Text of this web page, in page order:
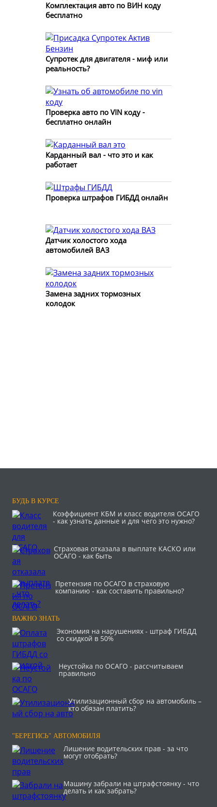
Комплектация авто по ВИН коду
бесплатно
Супротек для двигателя - миф или
реальность?
Проверка авто по VIN коду -
бесплатно онлайн
Карданный вал - что это и как
работает
Проверка штрафов ГИБДД онлайн
Датчик холостого хода
автомобилей ВАЗ
Замена задних тормозных
колодок
БУДЬ В КУРСЕ
Коэффициент КБМ и класс водителя ОСАГО
- как узнать данные и для чего это нужно?
Страховая отказала в выплате КАСКО или
ОСАГО - как быть
Претензия по ОСАГО в страховую
компанию - как составить правильно?
ВАЖНО ЗНАТЬ
Экономия на нарушениях - штраф ГИБДД
со скидкой в 50%
Неустойка по ОСАГО - рассчитываем
правильно
Утилизационный сбор на автомобиль –
кто обязан платить?
"БЕРЕГИСЬ" АВТОМОБИЛЯ
Лишение водительских прав - за что
могут отобрать?
Машину забрали на штрафстоянку - что
делать и как забрать?